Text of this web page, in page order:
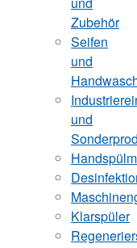
Zubehör
Seifen
und
und
Klarspüler